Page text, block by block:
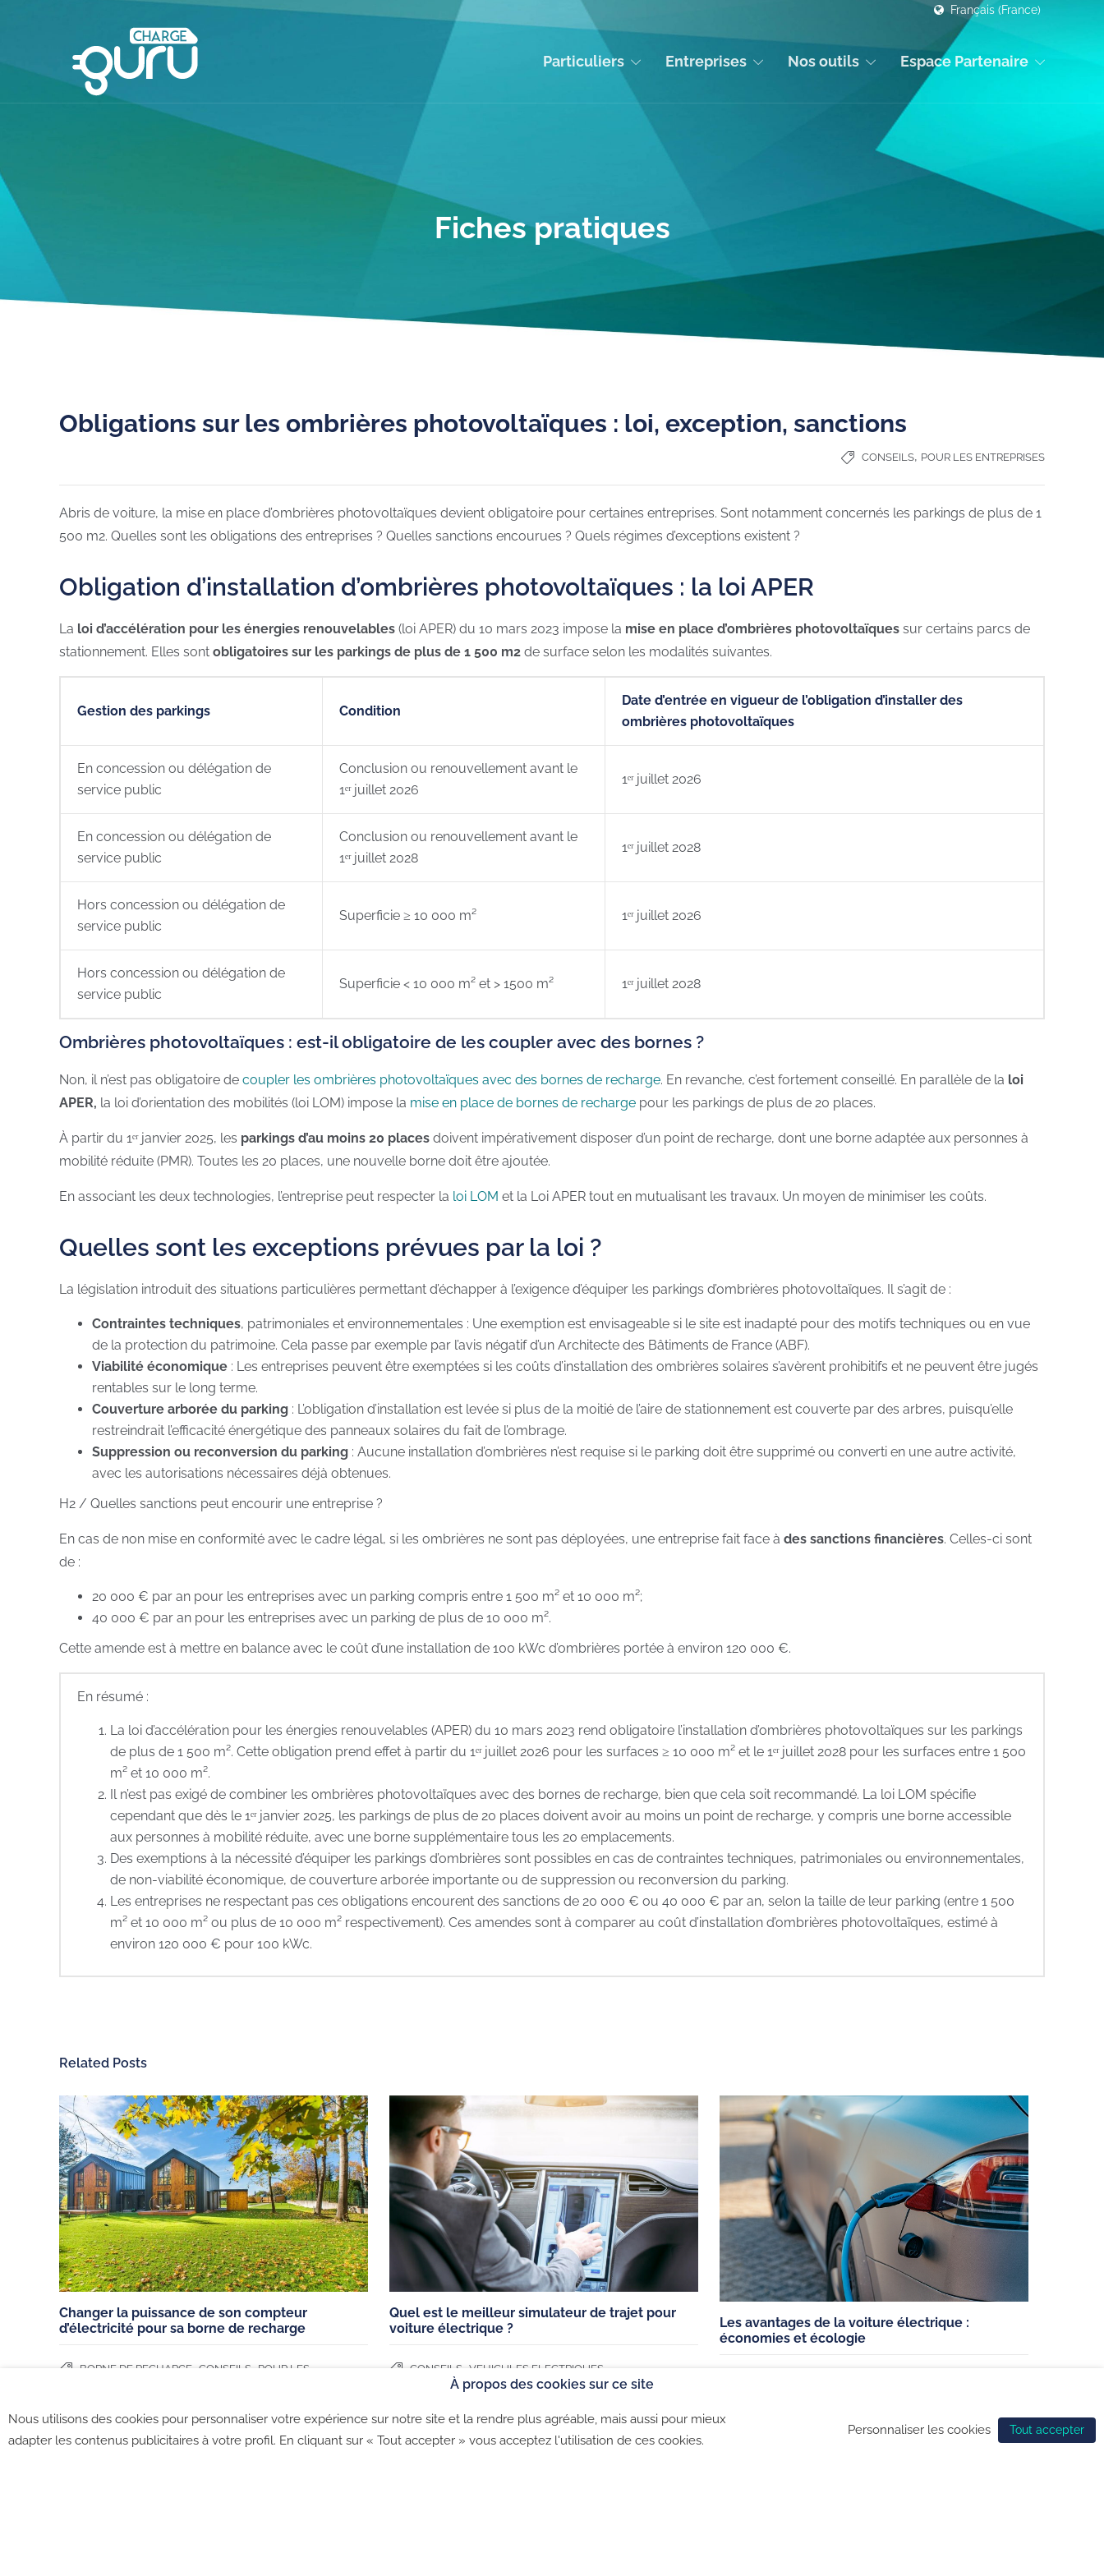
Français (France)
Particuliers Entreprises Nos outils Espace Partenaire
Fiches pratiques
Obligations sur les ombrières photovoltaïques : loi, exception, sanctions
CONSEILS, POUR LES ENTREPRISES
Abris de voiture, la mise en place d’ombrières photovoltaïques devient obligatoire pour certaines entreprises. Sont notamment concernés les parkings de plus de 1
500 m2. Quelles sont les obligations des entreprises ? Quelles sanctions encourues ? Quels régimes d’exceptions existent ?
Obligation d’installation d’ombrières photovoltaïques : la loi APER
La loi d’accélération pour les énergies renouvelables (loi APER) du 10 mars 2023 impose la mise en place d’ombrières photovoltaïques sur certains parcs de
stationnement. Elles sont obligatoires sur les parkings de plus de 1 500 m2 de surface selon les modalités suivantes.
Gestion des parkings Condition
Date d’entrée en vigueur de l’obligation d’installer des
ombrières photovoltaïques
En concession ou délégation de
service public
Conclusion ou renouvellement avant le
1ᵉʳ juillet 2026
1ᵉʳ juillet 2026
En concession ou délégation de
service public
Conclusion ou renouvellement avant le
1ᵉʳ juillet 2028
1ᵉʳ juillet 2028
Hors concession ou délégation de
service public
Superficie ≥ 10 000 m² 1ᵉʳ juillet 2026
Hors concession ou délégation de
service public
Superficie < 10 000 m² et > 1500 m² 1ᵉʳ juillet 2028
Ombrières photovoltaïques : est-il obligatoire de les coupler avec des bornes ?
Non, il n’est pas obligatoire de coupler les ombrières photovoltaïques avec des bornes de recharge. En revanche, c’est fortement conseillé. En parallèle de la loi
APER, la loi d’orientation des mobilités (loi LOM) impose la mise en place de bornes de recharge pour les parkings de plus de 20 places.
À partir du 1ᵉʳ janvier 2025, les parkings d’au moins 20 places doivent impérativement disposer d’un point de recharge, dont une borne adaptée aux personnes à
mobilité réduite (PMR). Toutes les 20 places, une nouvelle borne doit être ajoutée.
En associant les deux technologies, l’entreprise peut respecter la loi LOM et la Loi APER tout en mutualisant les travaux. Un moyen de minimiser les coûts.
Quelles sont les exceptions prévues par la loi ?
La législation introduit des situations particulières permettant d’échapper à l’exigence d’équiper les parkings d’ombrières photovoltaïques. Il s’agit de :
Contraintes techniques, patrimoniales et environnementales : Une exemption est envisageable si le site est inadapté pour des motifs techniques ou en vue
de la protection du patrimoine. Cela passe par exemple par l’avis négatif d’un Architecte des Bâtiments de France (ABF).
Viabilité économique : Les entreprises peuvent être exemptées si les coûts d’installation des ombrières solaires s’avèrent prohibitifs et ne peuvent être jugés
rentables sur le long terme.
Couverture arborée du parking : L’obligation d’installation est levée si plus de la moitié de l’aire de stationnement est couverte par des arbres, puisqu’elle
restreindrait l’efficacité énergétique des panneaux solaires du fait de l’ombrage.
Suppression ou reconversion du parking : Aucune installation d’ombrières n’est requise si le parking doit être supprimé ou converti en une autre activité,
avec les autorisations nécessaires déjà obtenues.
H2 / Quelles sanctions peut encourir une entreprise ?
En cas de non mise en conformité avec le cadre légal, si les ombrières ne sont pas déployées, une entreprise fait face à des sanctions financières. Celles-ci sont
de :
20 000 € par an pour les entreprises avec un parking compris entre 1 500 m² et 10 000 m²;
40 000 € par an pour les entreprises avec un parking de plus de 10 000 m².
Cette amende est à mettre en balance avec le coût d’une installation de 100 kWc d’ombrières portée à environ 120 000 €.
En résumé :
La loi d’accélération pour les énergies renouvelables (APER) du 10 mars 2023 rend obligatoire l’installation d’ombrières photovoltaïques sur les parkings
de plus de 1 500 m². Cette obligation prend effet à partir du 1ᵉʳ juillet 2026 pour les surfaces ≥ 10 000 m² et le 1ᵉʳ juillet 2028 pour les surfaces entre 1 500
m² et 10 000 m².
Il n’est pas exigé de combiner les ombrières photovoltaïques avec des bornes de recharge, bien que cela soit recommandé. La loi LOM spécifie
cependant que dès le 1ᵉʳ janvier 2025, les parkings de plus de 20 places doivent avoir au moins un point de recharge, y compris une borne accessible
aux personnes à mobilité réduite, avec une borne supplémentaire tous les 20 emplacements.
Des exemptions à la nécessité d’équiper les parkings d’ombrières sont possibles en cas de contraintes techniques, patrimoniales ou environnementales,
de non-viabilité économique, de couverture arborée importante ou de suppression ou reconversion du parking.
Les entreprises ne respectant pas ces obligations encourent des sanctions de 20 000 € ou 40 000 € par an, selon la taille de leur parking (entre 1 500
m² et 10 000 m² ou plus de 10 000 m² respectivement). Ces amendes sont à comparer au coût d’installation d’ombrières photovoltaïques, estimé à
environ 120 000 € pour 100 kWc.
Related Posts
Changer la puissance de son compteur
d’électricité pour sa borne de recharge
BORNE DE RECHARGE CONSEILS
POUR LES
Quel est le meilleur simulateur de trajet pour
voiture électrique ?
CONSEILS VEHICULES ELECTRIQUES
Les avantages de la voiture électrique :
économies et écologie
ChargeGuru
À propos de nous
Exercer mon droit de
rétractation
Nous recrutons
Nous contacter
Français (France)
Recharge électrique
Nos bornes de recharge
Véhicules 100% électrique
Véhicules hybrides
Utilitaires 100% électrique
Aides à la mobilité électrique
Qualité, Sécurité et
Environnement
Notre politique QSE
Nos études de cas
ChargeGuru est installateur
labéllisé
Politique de confidentialité
Nos clients sont nos
meilleurs ambassadeurs
©2026 - CGU - CGV - Politique de confidentialité - Politique de gestion des cookies
À propos des cookies sur ce site
Nous utilisons des cookies pour personnaliser votre expérience sur notre site et la rendre plus agréable, mais aussi pour mieux
adapter les contenus publicitaires à votre profil. En cliquant sur « Tout accepter » vous acceptez l'utilisation de ces cookies.
Personnaliser les cookies Tout accepter